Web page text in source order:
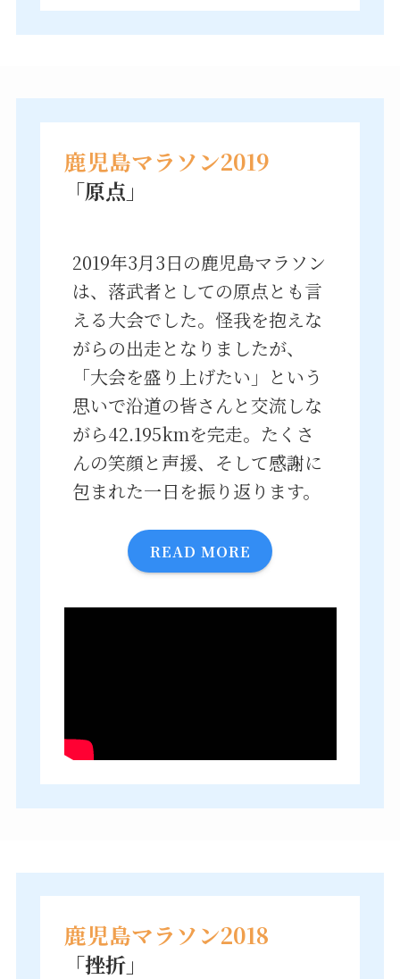
鹿児島マラソン2019
「原点」
2019年3月3日の鹿児島マラソン
は、落武者としての原点とも言
える大会でした。怪我を抱えな
がらの出走となりましたが、
「大会を盛り上げたい」という
思いで沿道の皆さんと交流しな
がら42.195kmを完走。たくさ
んの笑顔と声援、そして感謝に
包まれた一日を振り返ります。
READ MORE
鹿児島マラソン2018
「挫折」